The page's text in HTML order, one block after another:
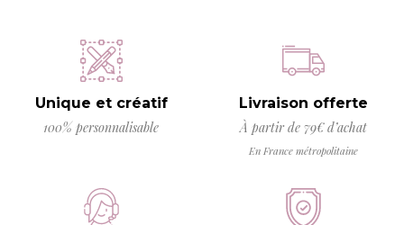
Unique et créatif
100% personnalisable
Livraison offerte
À partir de 79€ d’achat
En France métropolitaine